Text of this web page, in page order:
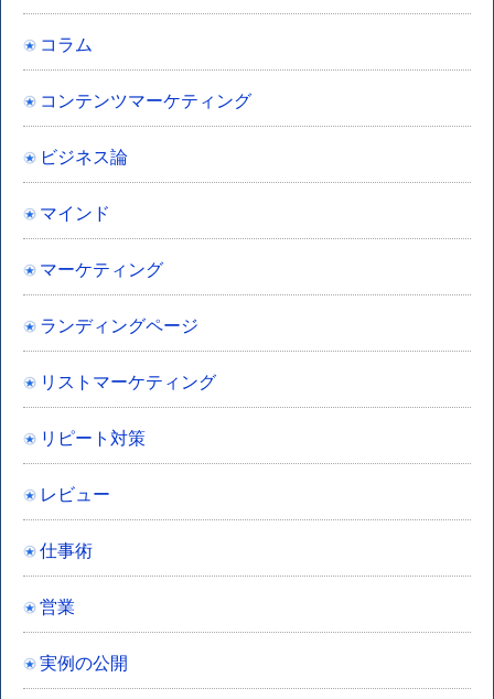
コラム
コンテンツマーケティング
ビジネス論
マインド
マーケティング
ランディングページ
リストマーケティング
リピート対策
レビュー
仕事術
営業
実例の公開